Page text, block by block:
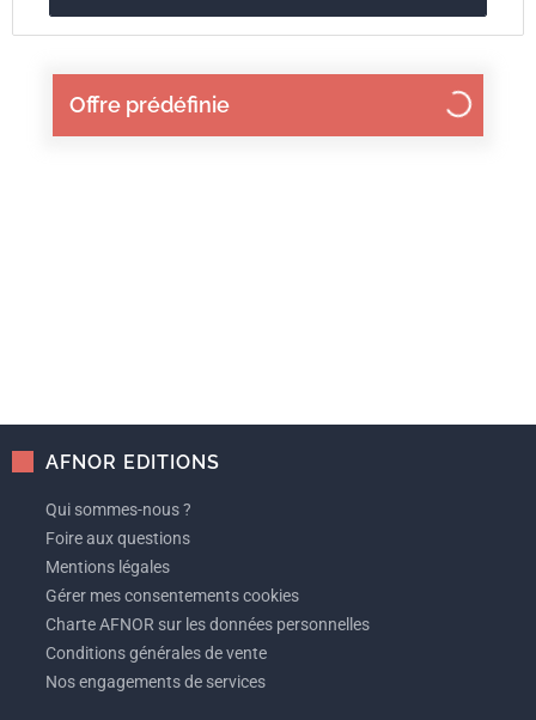
Offre prédéfinie
AFNOR EDITIONS
Qui sommes-nous ?
Foire aux questions
Mentions légales
Gérer mes consentements cookies
Charte AFNOR sur les données personnelles
Conditions générales de vente
Nos engagements de services